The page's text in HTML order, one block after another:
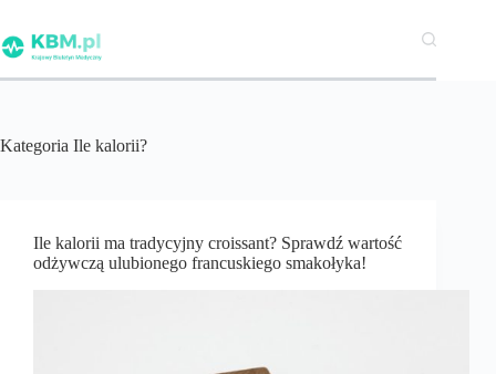
treści
Kategoria Ile kalorii?
Ile kalorii ma tradycyjny croissant? Sprawdź wartość
odżywczą ulubionego francuskiego smakołyka!